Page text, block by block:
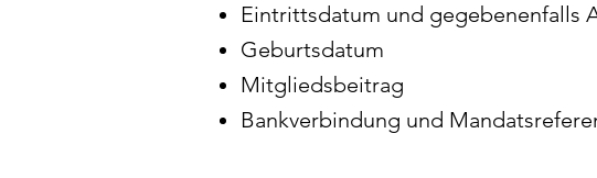
Eintrittsdatum und gegebenenfalls
Geburtsdatum
Mitgliedsbeitrag
Bankverbindung und